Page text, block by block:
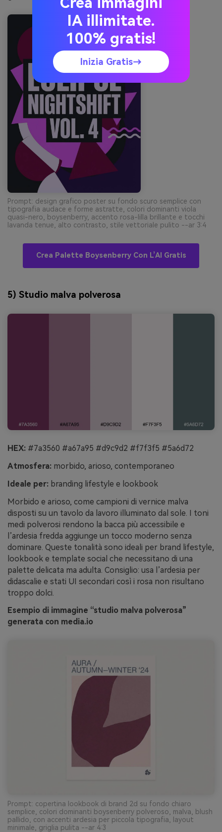
Prompt: design grafico poster su fondo scuro semplice con
tipografia audace e forme astratte, colori dominanti viola
quasi-nero, boysenberry, accento rosa-lilla brillante e tocchi
lavanda tenue, alto contrasto, stile vettoriale pulito --ar 3:4
Crea Palette Boysenberry Con L’AI Gratis
5) Studio malva polverosa
HEX: #7a3560 #a67a95 #d9c9d2 #f7f3f5 #5a6d72
Atmosfera: morbido, arioso, contemporaneo
Ideale per: branding lifestyle e lookbook
Morbido e arioso, come campioni di vernice malva
disposti su un tavolo da lavoro illuminato dal sole. I toni
medi polverosi rendono la bacca più accessibile e
l’ardesia fredda aggiunge un tocco moderno senza
dominare. Queste tonalità sono ideali per brand lifestyle,
lookbook e template social che necessitano di una
palette delicata ma adulta. Consiglio: usa l’ardesia per
didascalie e stati UI secondari così i rosa non risultano
troppo dolci.
Esempio di immagine “studio malva polverosa”
generata con media.io
Prompt: copertina lookbook di brand 2d su fondo chiaro
semplice, colori dominanti boysenberry polveroso, malva, blush
pallido, con accenti ardesia per piccola tipografia, layout
minimale, griglia pulita --ar 4:3
IA illimitate.
100% gratis!
Inizia Gratis→